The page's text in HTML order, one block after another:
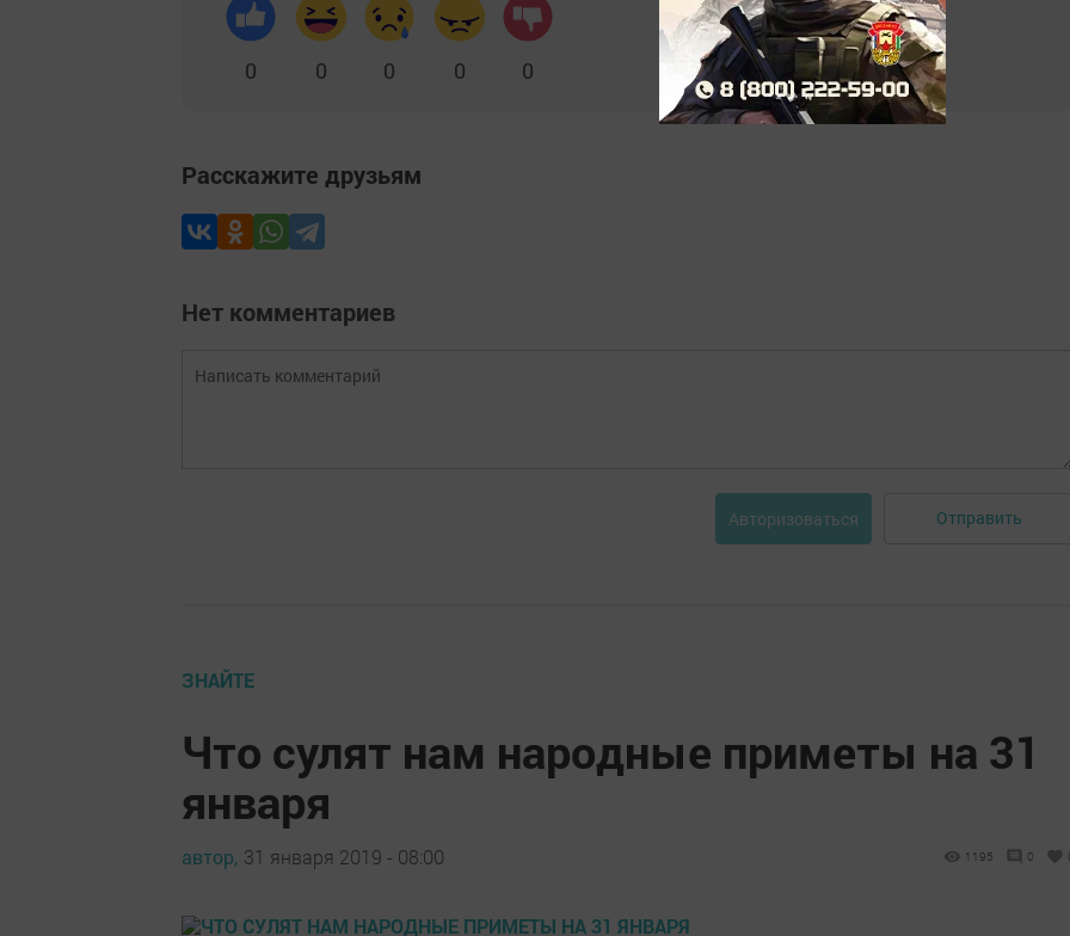
0 0 0 0 0
Расскажите друзьям
Нет комментариев
Авторизоваться Отправить
ЗНАЙТЕ
Что сулят нам народные приметы на 31
января
автор, 31 января 2019 - 08:00 1195 0